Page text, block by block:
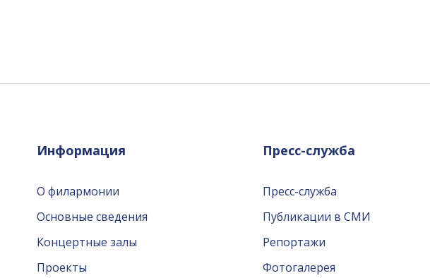
Информация
О филармонии
Основные сведения
Концертные залы
Проекты
Пресс-служба
Пресс-служба
Публикации в СМИ
Репортажи
Фотогалерея